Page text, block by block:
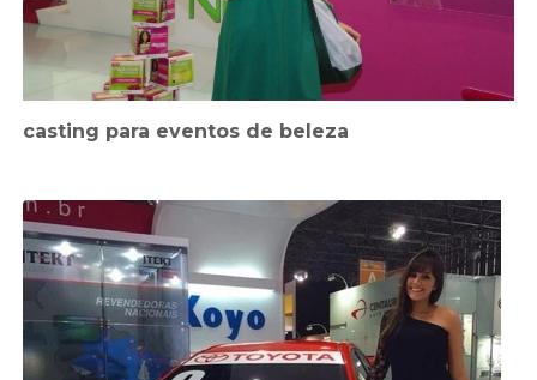
casting para eventos de beleza